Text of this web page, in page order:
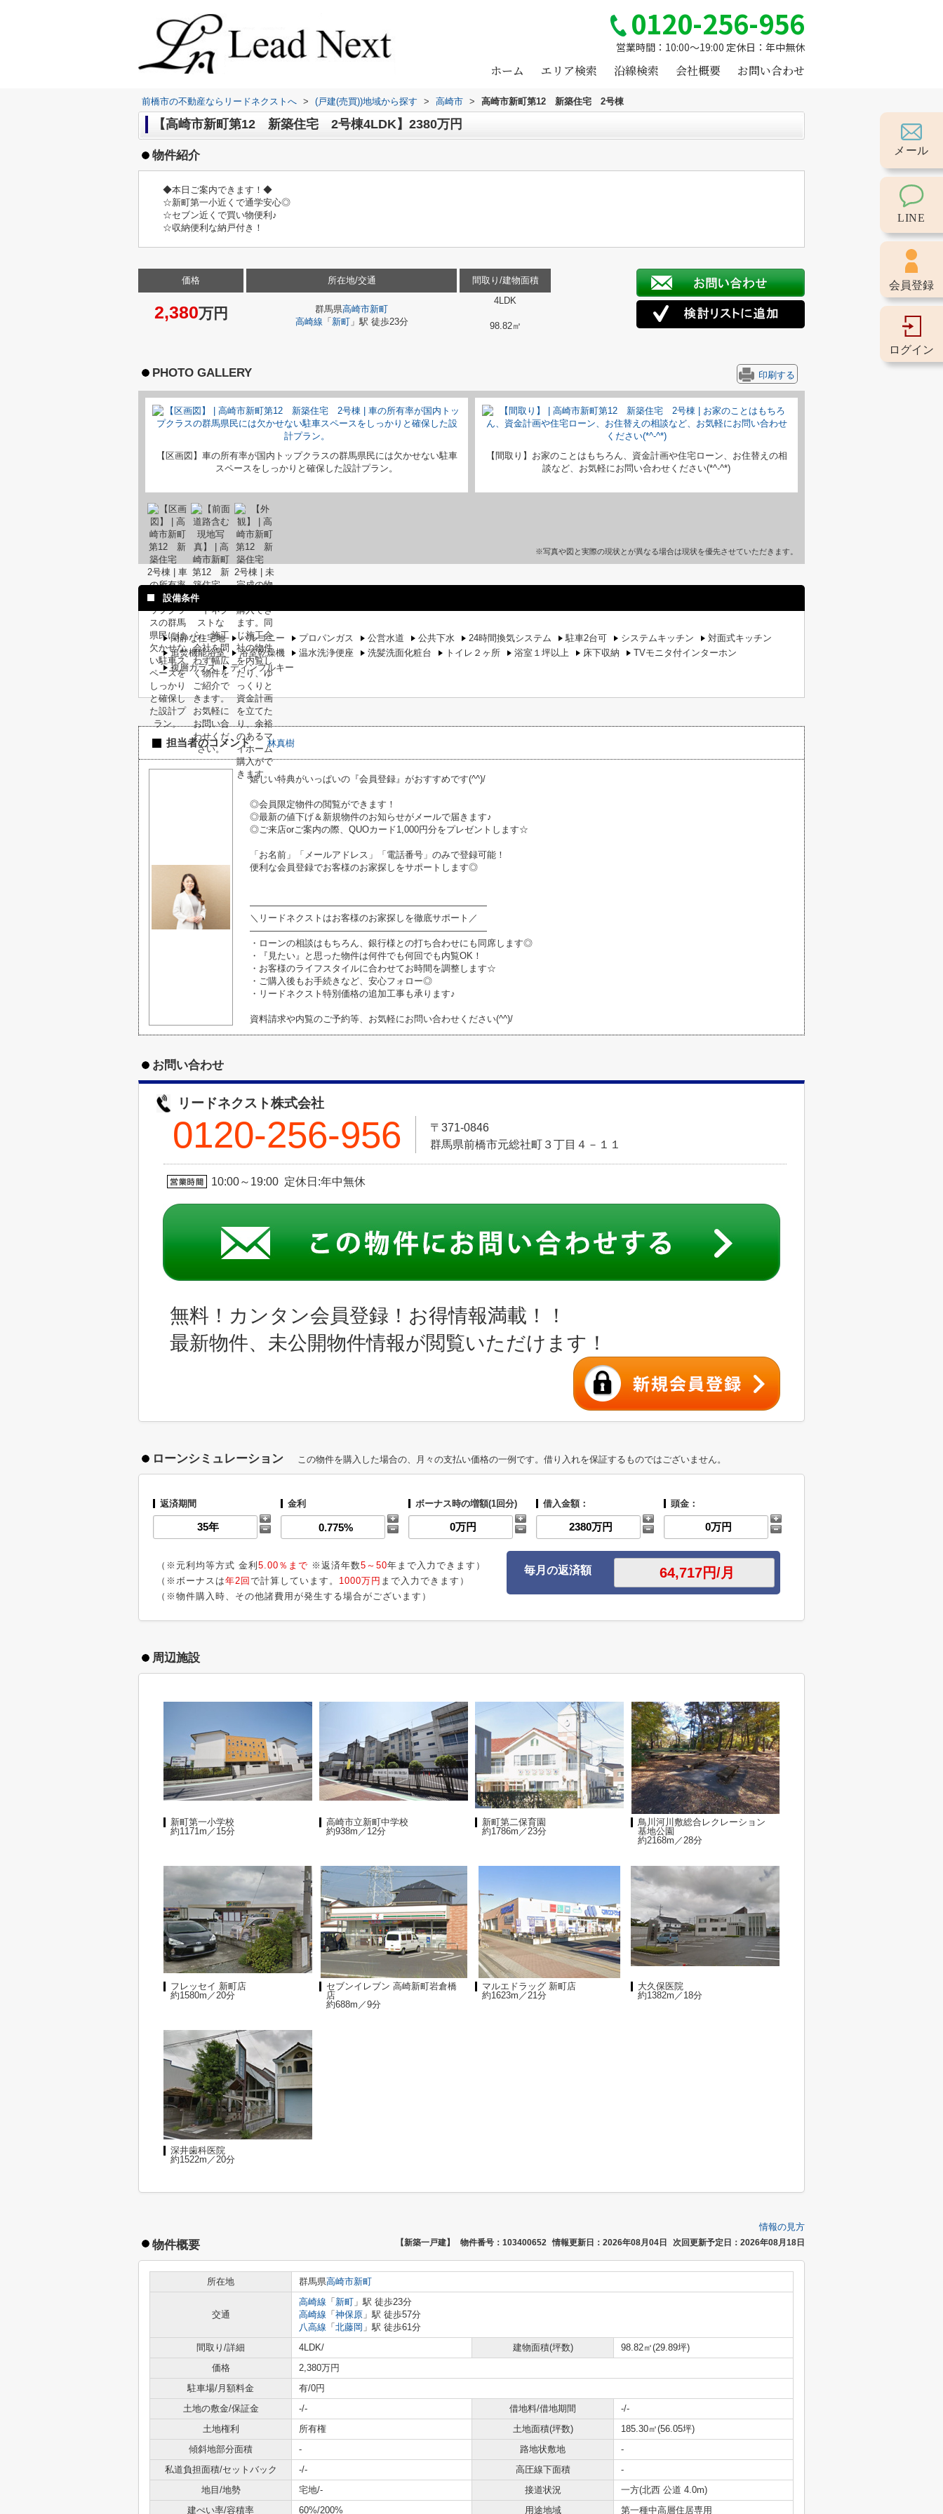
0120-256-956
営業時間：10:00～19:00 定休日：年中無休
ホーム エリア検索 沿線検索 会社概要 お問い合わせ
前橋市の不動産ならリードネクストへ > (戸建(売買))地域から探す > 高崎市 > 高崎市新町第12 新築住宅 2号棟
【高崎市新町第12 新築住宅 2号棟4LDK】2380万円
物件紹介
◆本日ご案内できます！◆
☆新町第一小近くで通学安心◎
☆セブン近くで買い物便利♪
☆収納便利な納戸付き！
価格
2,380万円
所在地/交通
群馬県高崎市新町
高崎線 「 新町」駅 徒歩23分
間取り/建物面積
4LDK
98.82㎡
PHOTO GALLERY 印刷する
【区画図】車の所有率が国内トップクラスの群馬県民には欠かせない駐車
スペースをしっかりと確保した設計プラン。
【間取り】お家のことはもちろん、資金計画や住宅ローン、お住替えの相
談など、お気軽にお問い合わせください(*^-^*)
※写真や図と実際の現状とが異なる場合は現状を優先させていただきます。
設備条件
閑静な住宅地 バルコニー プロパンガス 公営水道 公共下水 24時間換気システム 駐車2台可 システムキッチン
対面式キッチン
追焚機能浴室
浴室乾燥機 温水洗浄便座 洗髪洗面化粧台 トイレ２ヶ所 浴室１坪以上 床下収納
TVモニタ付インターホン
複層ガラス
ディンプルキー
担当者のコメント 林真樹
嬉しい特典がいっぱいの『会員登録』がおすすめです(^^)/
◎会員限定物件の閲覧ができます！
◎最新の値下げ＆新規物件のお知らせがメールで届きます♪
◎ご来店orご案内の際、QUOカード1,000円分をプレゼントします☆
「お名前」「メールアドレス」「電話番号」のみで登録可能！
便利な会員登録でお客様のお家探しをサポートします◎
――――――――――――――――――――――――――
＼リードネクストはお客様のお家探しを徹底サポート／
――――――――――――――――――――――――――
・ローンの相談はもちろん、銀行様との打ち合わせにも同席します◎
・『見たい』と思った物件は何件でも何回でも内覧OK！
・お客様のライフスタイルに合わせてお時間を調整します☆
・ご購入後もお手続きなど、安心フォロー◎
・リードネクスト特別価格の追加工事も承ります♪
資料請求や内覧のご予約等、お気軽にお問い合わせください(^^)/
お問い合わせ
リードネクスト株式会社
0120-256-956
〒371-0846
群馬県前橋市元総社町３丁目４－１１
10:00～19:00 定休日:年中無休
無料！カンタン会員登録！お得情報満載！！
最新物件、未公開物件情報が閲覧いただけます！
ローンシミュレーション この物件を購入した場合の、月々の支払い価格の一例です。借り入れを保証するものではございません。
返済期間 金利 ボーナス時の増額(1回分) 借入金額： 頭金：
（※元利均等方式 金利 5.00％まで ※返済年数5～50年まで入力できます）
（※ボーナスは年2回 で計算しています。 1000万円 まで入力できます）
（※物件購入時、その他諸費用が発生する場合がございます）
毎月の返済額
周辺施設
新町第一小学校
約1171m／15分
高崎市立新町中学校
約938m／12分
新町第二保育園
約1786m／23分
鳥川河川敷総合レクレーション
基地公園
約2168m／28分
フレッセイ 新町店
約1580m／20分
セブンイレブン 高崎新町岩倉橋
店
約688m／9分
マルエドラッグ 新町店
約1623m／21分
大久保医院
約1382m／18分
深井歯科医院
約1522m／20分
情報の見方
物件概要 【新築一戸建】 物件番号：103400652 情報更新日：2026年08月04日 次回更新予定日：2026年08月18日
所在地 群馬県高崎市新町
交通
高崎線 「 新町 」駅 徒歩23分
高崎線 「 神保原 」駅 徒歩57分
八高線 「 北藤岡 」駅 徒歩61分
間取り/詳細
4LDK/ 建物面積(坪数)
98.82㎡(29.89坪)
価格
2,380万円
駐車場/月額料金
有/0円
土地の敷金/保証金
-/- 借地料/借地期間
-/-
土地権利
所有権 土地面積(坪数)
185.30㎡(56.05坪)
傾斜地部分面積
- 路地状敷地
-
私道負担面積/セットバック
-/- 高圧線下面積
-
地目/地勢
宅地/- 接道状況
一方(北西 公道 4.0m)
建ぺい率/容積率
60%/200% 用途地域 第一種中高層住居専用
メール
LINE
会員登録
ログイン